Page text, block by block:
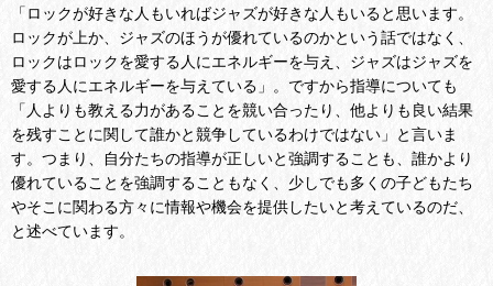
「ロックが好きな人もいればジャズが好きな人もいると思います。
ロックが上か、ジャズのほうが優れているのかという話ではなく、
ロックはロックを愛する人にエネルギーを与え、ジャズはジャズを
愛する人にエネルギーを与えている」。ですから指導についても
「人よりも教える力があることを競い合ったり、他よりも良い結果
を残すことに関して誰かと競争しているわけではない」と言いま
す。つまり、自分たちの指導が正しいと強調することも、誰かより
優れていることを強調することもなく、少しでも多くの子どもたち
やそこに関わる方々に情報や機会を提供したいと考えているのだ、
と述べています。